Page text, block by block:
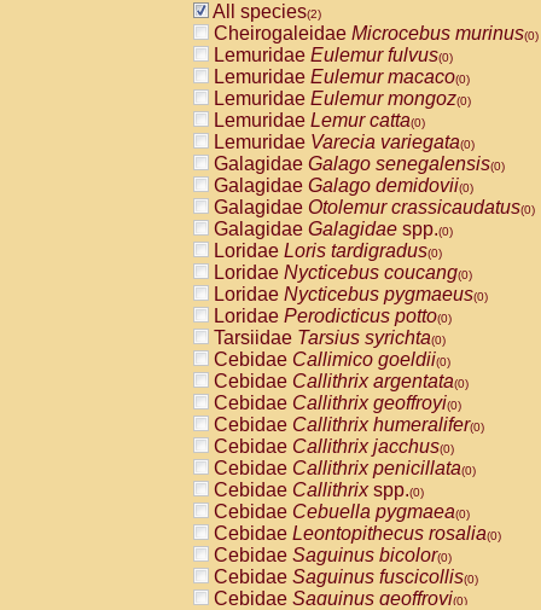
All species(2)
Cheirogaleidae Microcebus murinus(0)
Lemuridae Eulemur fulvus(0)
Lemuridae Eulemur macaco(0)
Lemuridae Eulemur mongoz(0)
Lemuridae Lemur catta(0)
Lemuridae Varecia variegata(0)
Galagidae Galago senegalensis(0)
Galagidae Galago demidovii(0)
Galagidae Otolemur crassicaudatus(0)
Galagidae Galagidae spp.(0)
Loridae Loris tardigradus(0)
Loridae Nycticebus coucang(0)
Loridae Nycticebus pygmaeus(0)
Loridae Perodicticus potto(0)
Tarsiidae Tarsius syrichta(0)
Cebidae Callimico goeldii(0)
Cebidae Callithrix argentata(0)
Cebidae Callithrix geoffroyi(0)
Cebidae Callithrix humeralifer(0)
Cebidae Callithrix jacchus(0)
Cebidae Callithrix penicillata(0)
Cebidae Callithrixspp.(0)
Cebidae Cebuella pygmaea(0)
Cebidae Leontopithecus rosalia(0)
Cebidae Saguinus bicolor(0)
Cebidae Saguinus fuscicollis(0)
Cebidae Saguinus geoffroyi(0)